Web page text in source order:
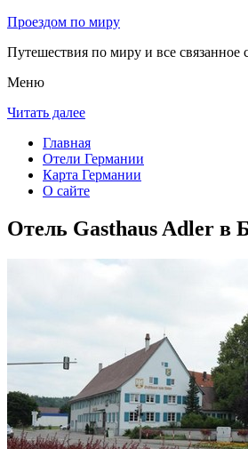
Проездом по миру
Путешествия по миру и все связанное
Меню
Читать далее
Главная
Отели Германии
Карта Германии
О сайте
Отель Gasthaus Adler в